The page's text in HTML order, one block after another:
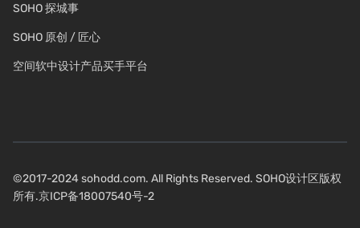
SOHO 探城事
SOHO 原创 / 匠心
空间软中设计产品买手平台
©2017-2024 sohodd.com. All Rights Reserved. SOHO设计区版权
所有.京ICP备18007540号-2